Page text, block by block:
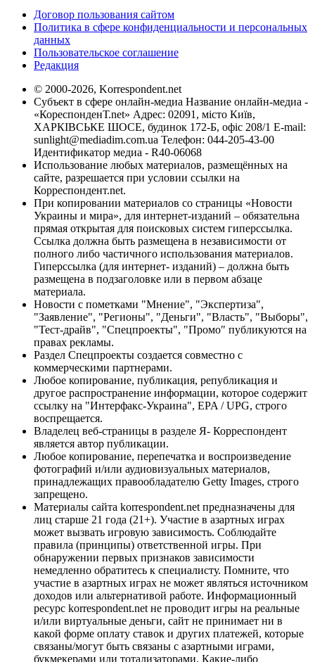
Договор пользования сайтом
Политика в сфере конфиденциальности и персональных
данных
Пользовательское соглашение
Редакция
© 2000-2026, Korrespondent.net
Субъект в сфере онлайн-медиа Название онлайн-медиа -
«КореспонденТ.net» Адрес: 02091, місто Київ,
ХАРКІВСЬКЕ ШОСЕ, будинок 172-Б, офіс 208/1 E-mail:
sunlight@mediadim.com.ua Телефон: 044-205-43-00
Идентификатор медиа - R40-06068
Использование любых материалов, размещённых на
сайте, разрешается при условии ссылки на
Корреспондент.net.
При копировании материалов со страницы «Новости
Украины и мира», для интернет-изданий – обязательна
прямая открытая для поисковых систем гиперссылка.
Ссылка должна быть размещена в независимости от
полного либо частичного использования материалов.
Гиперссылка (для интернет- изданий) – должна быть
размещена в подзаголовке или в первом абзаце
материала.
Новости с пометками "Мнение", "Экспертиза",
"Заявление", "Регионы", "Деньги", "Власть", "Выборы",
"Тест-драйв", "Спецпроекты", "Промо" публикуются на
правах рекламы.
Раздел Спецпроекты создается совместно с
коммерческими партнерами.
Любое копирование, публикация, републикация и
другое распространение информации, которое содержит
ссылку на "Интерфакс-Украина", EPA / UPG, строго
воспрещается.
Владелец веб-страницы в разделе Я- Корреспондент
является автор публикации.
Любое копирование, перепечатка и воспроизведение
фотографий и/или аудиовизуальных материалов,
принадлежащих правообладателю Getty Images, строго
запрещено.
Материалы сайта korrespondent.net предназначены для
лиц старше 21 года (21+). Участие в азартных играх
может вызвать игровую зависимость. Соблюдайте
правила (принципы) ответственной игры. При
обнаружении первых признаков зависимости
немедленно обратитесь к специалисту. Помните, что
участие в азартных играх не может являться источником
доходов или альтернативой работе. Информационный
ресурс korrespondent.net не проводит игры на реальные
и/или виртуальные деньги, сайт не принимает ни в
какой форме оплату ставок и других платежей, которые
связаны/могут быть связаны с азартными играми,
букмекерами или тотализаторами. Какие-либо